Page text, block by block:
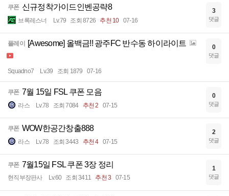
쿠폰 신규정착가이드인벤공략8
브록레스너 Lv.79 조회 8726 추천 10 07-16
3
댓글
플레이 [Awesome] 올백금!! 광주FC 반수동 하이라이트
Squadno7 Lv.39 조회 1879 07-16
0
댓글
쿠폰 7월 15일 FSL 쿠폰 모음
라스 Lv.78 조회 7084 추천 2 07-15
0
댓글
쿠폰 WOW한공간창출888
라스 Lv.78 조회 3443 추천 4 07-15
2
댓글
쿠폰 7월15일 FSL 쿠폰 3장 정리
현직부장판사 Lv.60 조회 3411 추천 3 07-15
1
댓글